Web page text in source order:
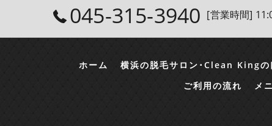
045-315-3940 [営業時間]
ホーム 横浜の脱毛サロン･Clean Kingの
ご利用の流れ
メ